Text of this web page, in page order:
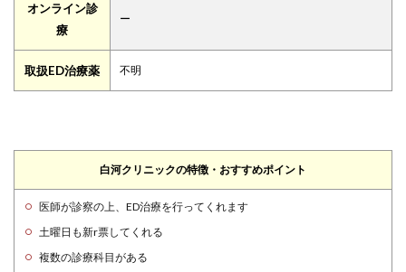
オンライン診
療
ー
取扱ED治療薬 不明
白河クリニックの特徴・おすすめポイント
医師が診察の上、ED治療を行ってくれます
土曜日も新r票してくれる
複数の診療科目がある